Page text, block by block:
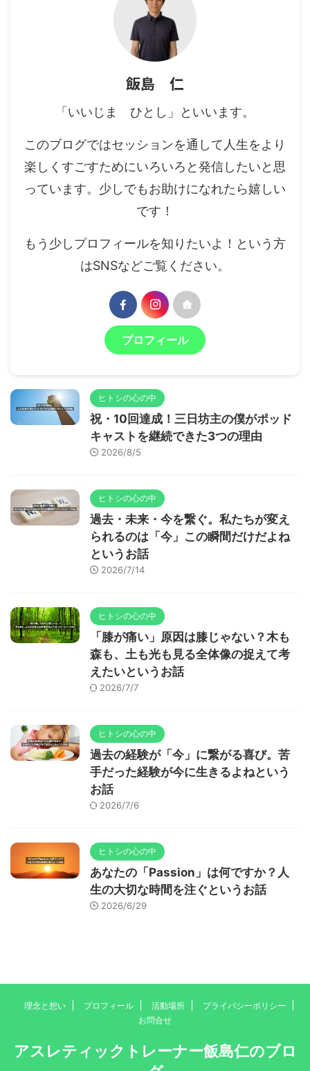
飯島 仁
「いいじま ひとし」といいます。
このブログではセッションを通して人生をより
楽しくすごすためにいろいろと発信したいと思
っています。少しでもお助けになれたら嬉しい
です！
もう少しプロフィールを知りたいよ！という方
はSNSなどご覧ください。
プロフィール
ヒトシの心の中
祝・10回達成！三日坊主の僕がポッド
キャストを継続できた3つの理由
2026/8/5
ヒトシの心の中
過去・未来・今を繋ぐ。私たちが変え
られるのは「今」この瞬間だけだよね
というお話
2026/7/14
ヒトシの心の中
「膝が痛い」原因は膝じゃない？木も
森も、土も光も見る全体像の捉えて考
えたいというお話
2026/7/7
ヒトシの心の中
過去の経験が「今」に繋がる喜び。苦
手だった経験が今に生きるよねという
お話
2026/7/6
ヒトシの心の中
あなたの「Passion」は何ですか？人
生の大切な時間を注ぐというお話
2026/6/29
理念と想い プロフィール 活動場所
プライバシーポリシー
お問合せ
アスレティックトレーナー飯島仁のブロ